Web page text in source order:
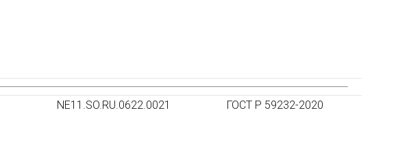
NE11.SO.RU.0622.0021 ГОСТ Р 59232-2020